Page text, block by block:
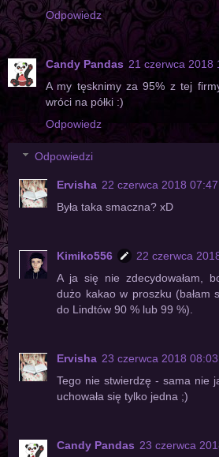
Odpowiedz
Candy Pandas 21 czerwca 2018
A my tęsknimy za 95% z tej
wróci na półki :)
Odpowiedz
Odpowiedzi
Ervisha 22 czerwca 2018 07:47
Była taka smaczna? xD
Kimiko556
22 czerwca
A ja się nie zdecydowałam,
dużo kakao w proszku (bałam
do Lindtów 90 % lub 99 %).
Ervisha 23 czerwca 2018 08:03
Tego nie stwierdzę - sama nie
uchowała się tylko jedna ;)
Candy Pandas 23 czerwca